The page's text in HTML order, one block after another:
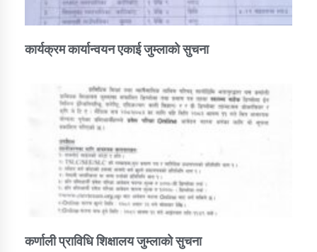
कार्यक्रम कार्यान्वयन एकाई जुम्लाको सुचना
कर्णाली प्राविधि शिक्षालय जुम्लाको सुचना